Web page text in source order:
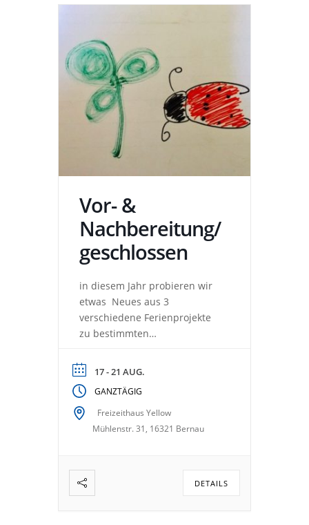
Vor- &
Nachbereitung/
geschlossen
in diesem Jahr probieren wir
etwas Neues aus 3
verschiedene Ferienprojekte
zu bestimmten
nutzen wir die Wochen
dazwischen zum Vor- &
Nachbereiten
17 - 21 AUG.
GANZTÄGIG
Freizeithaus Yellow
Mühlenstr. 31, 16321 Bernau
DETAILS